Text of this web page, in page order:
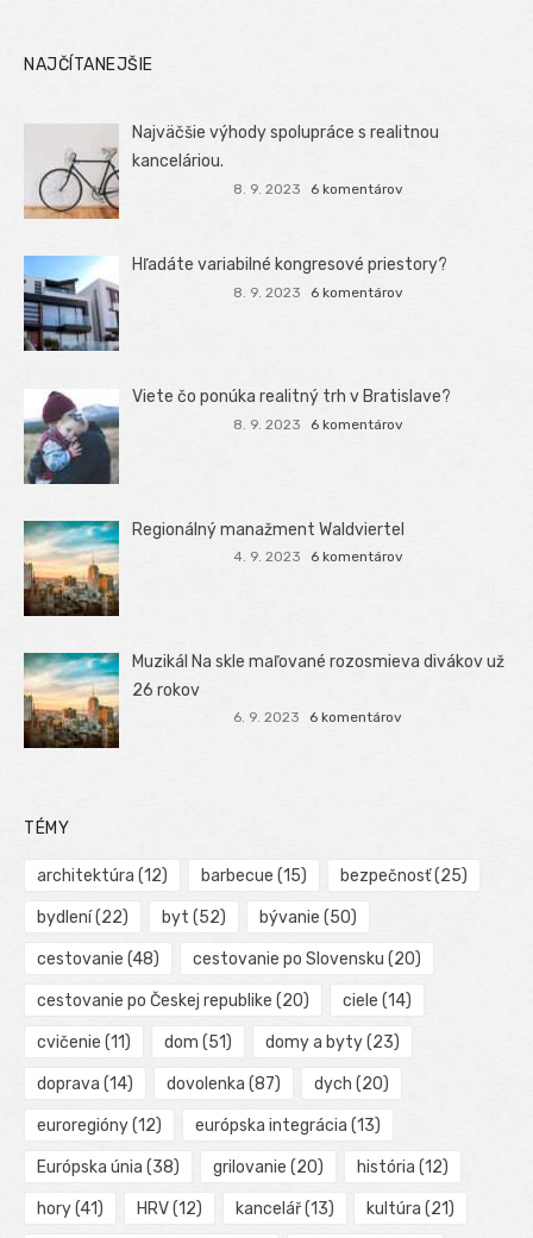
NAJČÍTANEJŠIE
Najväčšie výhody spolupráce s realitnou
kanceláriou.
8. 9. 2023 6 komentárov
Hľadáte variabilné kongresové priestory?
8. 9. 2023 6 komentárov
Viete čo ponúka realitný trh v Bratislave?
8. 9. 2023 6 komentárov
Regionálný manažment Waldviertel
4. 9. 2023 6 komentárov
Muzikál Na skle maľované rozosmieva divákov už
26 rokov
6. 9. 2023 6 komentárov
TÉMY
architektúra (12) barbecue (15) bezpečnosť(25)
bydlení(22) byt (52) bývanie (50)
cestovanie (48) cestovanie po Slovensku (20)
cestovanie po Českej republike (20) ciele (14)
cvičenie (11) dom (51) domy a byty(23)
doprava (14) dovolenka (87) dych (20)
euroregióny(12) európska integrácia (13)
Európska únia (38) grilovanie (20) história (12)
hory(41) HRV(12) kancelář(13) kultúra (21)